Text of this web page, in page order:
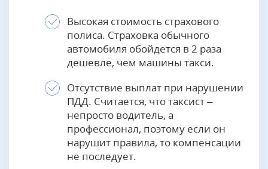
Высокая стоимость страхового
полиса. Страховка обычного
автомобиля обойдется в 2 раза
дешевле, чем машины такси.
Отсутствие выплат при нарушении
ПДД. Считается, что таксист –
непросто водитель, а
профессионал, поэтому если он
нарушит правила, то компенсации
не последует.